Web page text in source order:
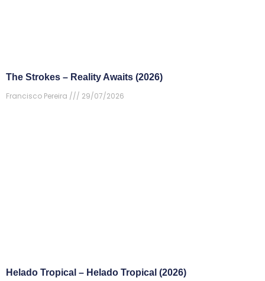
The Strokes – Reality Awaits (2026)
Francisco Pereira
29/07/2026
Helado Tropical – Helado Tropical (2026)